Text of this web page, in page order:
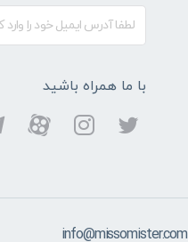
با ما همراه باشید
info@missomister.com